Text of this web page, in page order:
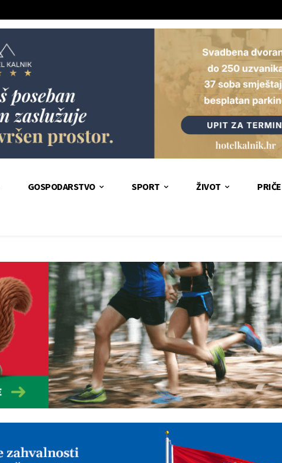
GOSPODARSTVO SPORT ŽIVOT PRIČE